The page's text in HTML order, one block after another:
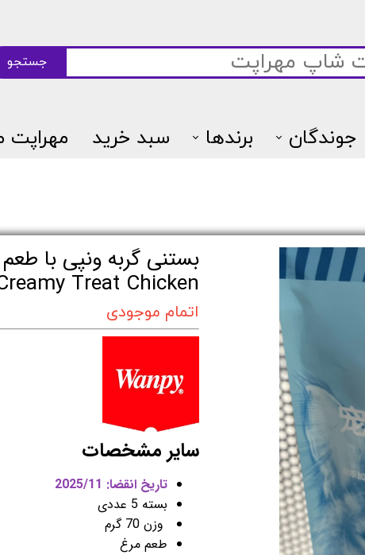
جوندگان برندها سبد خرید مهراپت
جستجو
Treat Chicken
اتمام موجودی
سایر مشخصات
تاریخ انقضا: 2025/11
بسته 5 عددی
وزن 70 گرم
طعم مرغ